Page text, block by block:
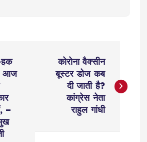
आज
–
कोरोना वैक्सीन
बूस्टर डोज कब
दी जाती है?
कांग्रेस नेता
राहुल गांधी